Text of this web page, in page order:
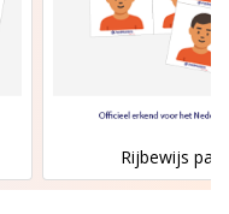
Rijbewijs